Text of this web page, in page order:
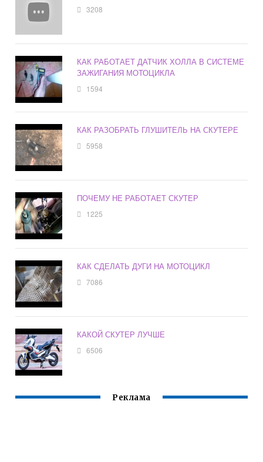
3208
КАК РАБОТАЕТ ДАТЧИК ХОЛЛА В СИСТЕМЕ
ЗАЖИГАНИЯ МОТОЦИКЛА
1594
КАК РАЗОБРАТЬ ГЛУШИТЕЛЬ НА СКУТЕРЕ
5958
ПОЧЕМУ НЕ РАБОТАЕТ СКУТЕР
1225
КАК СДЕЛАТЬ ДУГИ НА МОТОЦИКЛ
7086
КАКОЙ СКУТЕР ЛУЧШЕ
6506
Реклама